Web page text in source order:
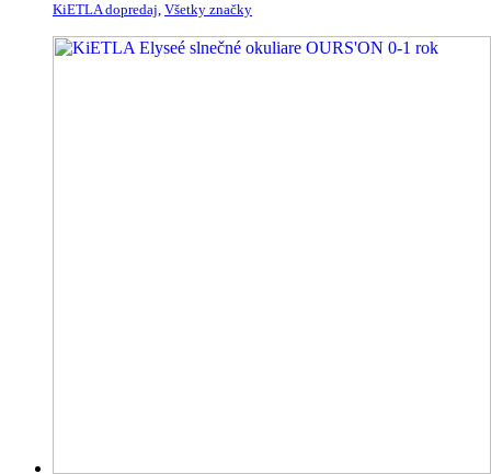
KiETLA dopredaj, Všetky značky